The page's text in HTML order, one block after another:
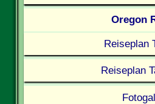
Oregon
Reiseplan
Reiseplan